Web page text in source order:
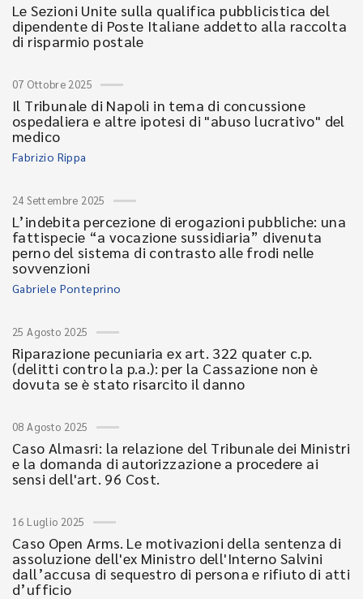
Le Sezioni Unite sulla qualifica pubblicistica del
dipendente di Poste Italiane addetto alla raccolta
di risparmio postale
07 Ottobre 2025
Il Tribunale di Napoli in tema di concussione
ospedaliera e altre ipotesi di "abuso lucrativo" del
medico
Fabrizio Rippa
24 Settembre 2025
L’indebita percezione di erogazioni pubbliche: una
fattispecie “a vocazione sussidiaria” divenuta
perno del sistema di contrasto alle frodi nelle
sovvenzioni
Gabriele Ponteprino
25 Agosto 2025
Riparazione pecuniaria ex art. 322 quater c.p.
(delitti contro la p.a.): per la Cassazione non è
dovuta se è stato risarcito il danno
08 Agosto 2025
Caso Almasri: la relazione del Tribunale dei Ministri
e la domanda di autorizzazione a procedere ai
sensi dell'art. 96 Cost.
16 Luglio 2025
Caso Open Arms. Le motivazioni della sentenza di
assoluzione dell'ex Ministro dell'Interno Salvini
dall’accusa di sequestro di persona e rifiuto di atti
d’ufficio